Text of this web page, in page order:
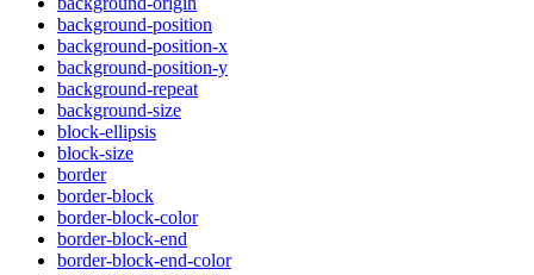
background-position
background-position-x
background-position-y
background-repeat
background-size
block-ellipsis
block-size
border
border-block
border-block-color
border-block-end
border-block-end-color